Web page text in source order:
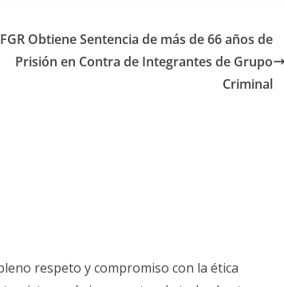
FGR Obtiene Sentencia de más de 66 años de
Prisión en Contra de Integrantes de Grupo
Criminal
respeto y compromiso con la ética